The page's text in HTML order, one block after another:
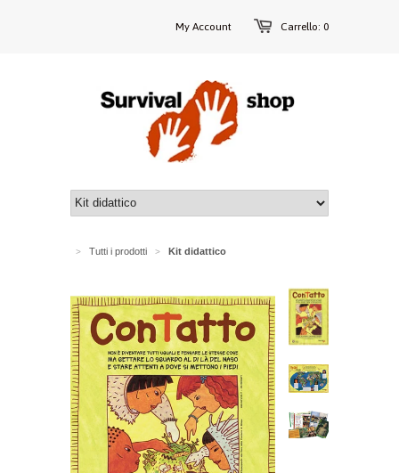
Carrello: 0
My Account
> Tutti i prodotti > Kit didattico